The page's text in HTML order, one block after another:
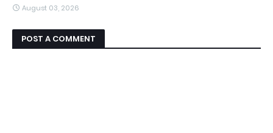
August 03, 2026
POST A COMMENT